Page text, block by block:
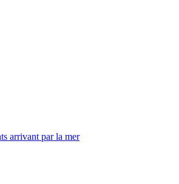
arrivant par la mer